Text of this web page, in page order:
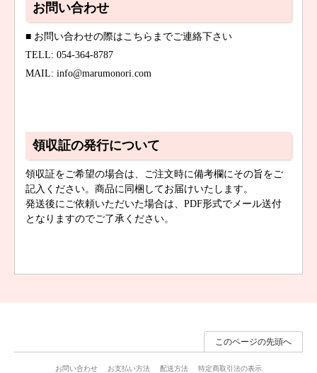
お問い合わせ
■ お問い合わせの際はこちらまでご連絡下さい
TELL: 054-364-8787
MAIL: info@marumonori.com
領収証の発行について
領収証をご希望の場合は、ご注文時に備考欄にその旨をご
記入ください。商品に同梱してお届けいたします。
発送後にご依頼いただいた場合は、PDF形式でメール送付
となりますのでご了承ください。
このページの先頭へ
お問い合わせ お支払い方法 配送方法 特定商取引法の表示